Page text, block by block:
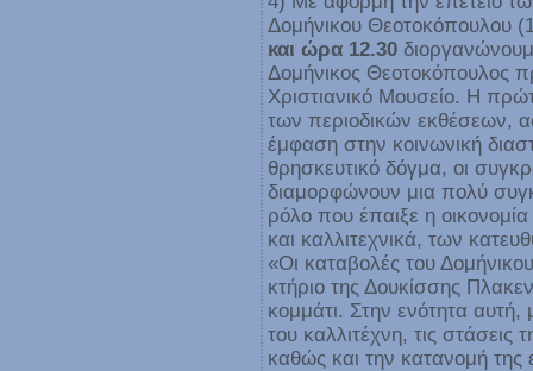
Δομήνικου Θεοτοκόπουλου
και ώρα 12.30
Δομήνικος Θεοτοκόπουλος
Χριστιανικό Μουσείο. Η
των περιοδικών εκθέσεων,
έμφαση στην κοινωνική
θρησκευτικό δόγμα, οι
διαμορφώνουν μια πολύ
ρόλο που έπαιξε η
και καλλιτεχνικά, των
«Οι καταβολές του
κτήριο της Δουκίσσης
κομμάτι. Στην ενότητα αυτή,
του καλλιτέχνη, τις στάσεις
καθώς και την κατανομή